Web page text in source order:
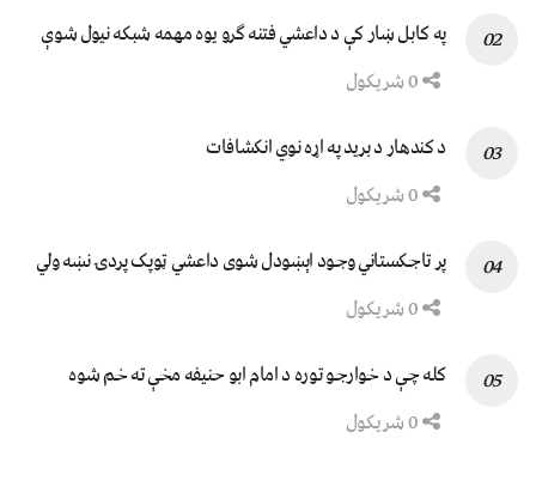
په کابل ښار کې د داعشي فتنه ګرو يوه مهمه شبکه نيول شوې
د کندهار د برید په اړه نوي انکشافات
پر تاجکستاني وجود اېښودل شوی داعشي ټوپک پردۍ نښه ولي
کله چې د خوارجو توره د امام ابو حنیفه مخې ته خم شوه